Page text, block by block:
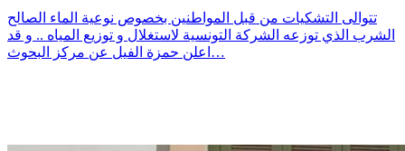
تتوالى التشكيات من قبل المواطنين بخصوص نوعية الماء الصالح
الشرب الذي توزعه الشركة التونسية لاستغلال و توزيع المياه .. و قد
اعلن حمزة الفيل عن مركز البحوث…